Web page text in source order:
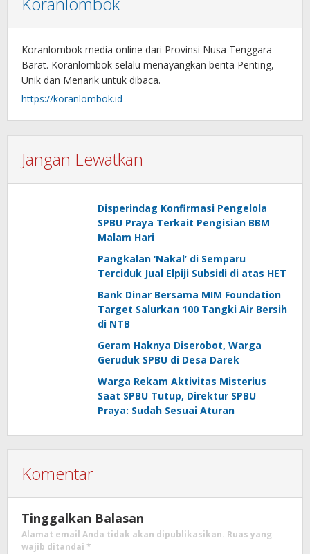
Koranlombok media online dari Provinsi Nusa Tenggara
Barat. Koranlombok selalu menayangkan berita Penting,
Unik dan Menarik untuk dibaca.
https://koranlombok.id
Jangan Lewatkan
Disperindag Konfirmasi Pengelola
SPBU Praya Terkait Pengisian BBM
Malam Hari
Pangkalan ‘Nakal’ di Semparu
Terciduk Jual Elpiji Subsidi di atas HET
Bank Dinar Bersama MIM Foundation
Target Salurkan 100 Tangki Air Bersih
di NTB
Geram Haknya Diserobot, Warga
Geruduk SPBU di Desa Darek
Warga Rekam Aktivitas Misterius
Saat SPBU Tutup, Direktur SPBU
Praya: Sudah Sesuai Aturan
Komentar
Tinggalkan Balasan
Alamat email Anda tidak akan dipublikasikan. Ruas yang
wajib ditandai *